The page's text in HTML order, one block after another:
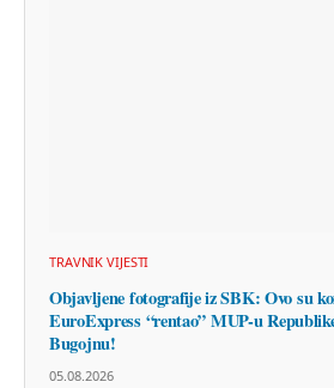
TRAVNIK VIJESTI
Objavljene fotografije iz SBK: Ovo su
EuroExpress “rentao” MUP-u
Bugojnu!
05.08.2026